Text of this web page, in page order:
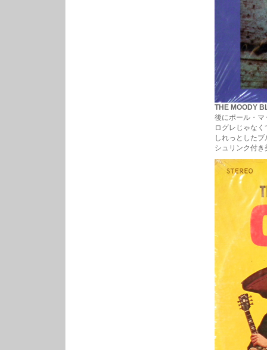
THE MOODY
後にポール・マ
ログレじゃな
しれっとした
シュリンク付